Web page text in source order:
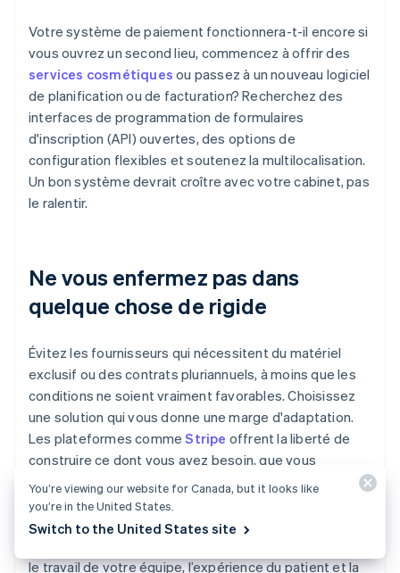
Votre système de paiement fonctionnera-t-il encore si
vous ouvrez un second lieu, commencez à offrir des
services cosmétiques ou passez à un nouveau logiciel
de planification ou de facturation? Recherchez des
interfaces de programmation de formulaires
d'inscription (API) ouvertes, des options de
configuration flexibles et soutenez la multilocalisation.
Un bon système devrait croître avec votre cabinet, pas
le ralentir.
Ne vous enfermez pas dans
quelque chose de rigide
Évitez les fournisseurs qui nécessitent du matériel
exclusif ou des contrats pluriannuels, à moins que les
conditions ne soient vraiment favorables. Choisissez
une solution qui vous donne une marge d'adaptation.
Les plateformes commeStripe offrent la liberté de
construire ce dont vous avez besoin, que vous
souhaitiez une configuration prête à l’emploi simple ou
une approche plus personnalisée.
le travail de votre équipe, l’expérience du patient et la
You’re viewing our website for Canada, but it looks like
you’re in the United States.
Switch to the United States site